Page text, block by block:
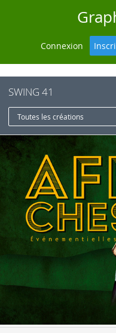
Connexion
SWING 41
Toutes les créations